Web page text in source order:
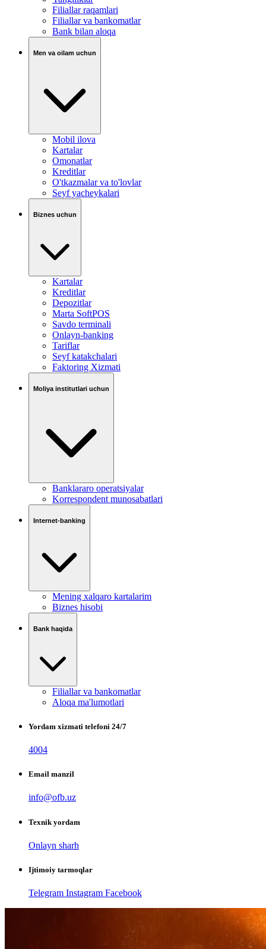
Filiallar raqamlari
Filiallar va bankomatlar
Bank bilan aloqa
Men va oilam uchun
Mobil ilova
Kartalar
Omonatlar
Kreditlar
O'tkazmalar va to'lovlar
Seyf yacheykalari
Biznes uchun
Kartalar
Kreditlar
Depozitlar
Marta SoftPOS
Savdo terminali
Onlayn-banking
Tariflar
Seyf katakchalari
Faktoring Xizmati
Moliya institutlari uchun
Banklararo operatsiyalar
Korrespondent munosabatlari
Internet-banking
Mening xalqaro kartalarim
Biznes hisobi
Bank haqida
Filiallar va bankomatlar
Aloqa ma'lumotlari
Yordam xizmati telefoni 24/7
4004
Email manzil
info@ofb.uz
Texnik yordam
Onlayn sharh
Ijtimoiy tarmoqlar
Telegram Instagram Facebook